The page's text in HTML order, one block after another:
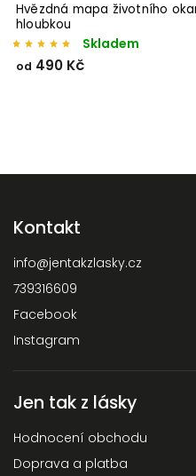
Hvězdná mapa životního
hloubkou
Skladem
od 490 Kč
Kontakt
info@jentakzlasky.cz
739316609
Facebook
Instagram
Jen tak z lásky
Hodnocení obchodu
Doprava a platba